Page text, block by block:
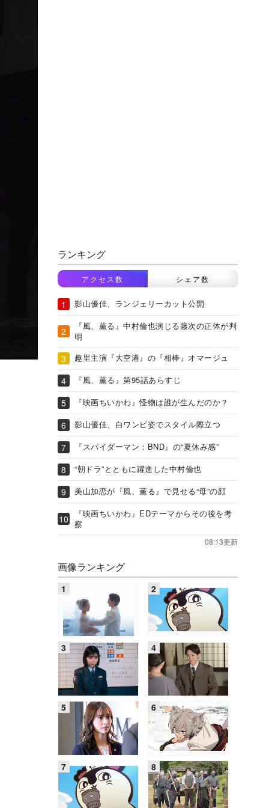
ランキング
アクセス数 シェア数
影山優佳、ランジェリーカット公開
『風、薫る』中村倫也演じる藤次の正体が判
明
趣里主演『大空港』の『相棒』オマージュ
『風、薫る』第95話あらすじ
『映画ちいかわ』怪物は誰が生んだのか？
影山優佳、白ワンピ姿でスタイル際立つ
『スパイダーマン：BND』の“夏休み感”
“朝ドラ”とともに躍進した中村倫也
美山加恋が『風、薫る』で見せる“母”の顔
『映画ちいかわ』EDテーマからその後を考
察
08:13更新
画像ランキング